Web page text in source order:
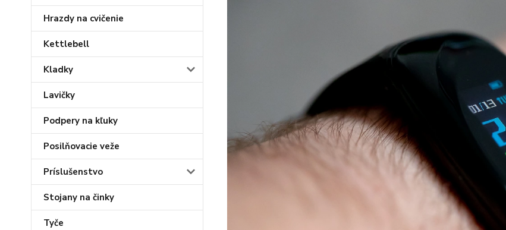
Hrazdy na cvičenie
Kettlebell
Kladky
Lavičky
Podpery na kľuky
Posilňovacie veže
Príslušenstvo
Stojany na činky
Tyče